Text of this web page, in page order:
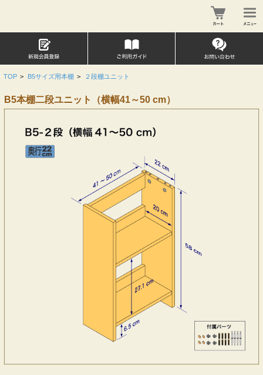
TOP > B5サイズ用本棚 > ２段棚ユニット
B5本棚二段ユニット（横幅41～50 cm）